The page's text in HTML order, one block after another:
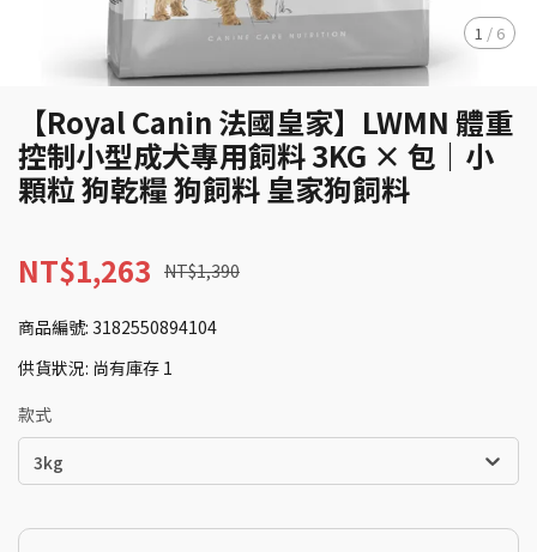
1 / 6
【Royal Canin 法國皇家】LWMN 體重
控制小型成犬專用飼料 3KG × 包｜小
顆粒 狗乾糧 狗飼料 皇家狗飼料
NT$1,263 NT$1,390
商品編號: 3182550894104
供貨狀況: 尚有庫存 1
款式
3kg